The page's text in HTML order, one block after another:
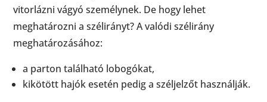
vitorlázni vágyó személynek. De hogy lehet
meghatározni a szélirányt? A valódi szélirány
meghatározásához:
a parton található lobogókat,
kikötött hajók esetén pedig a széljelzőt használják.